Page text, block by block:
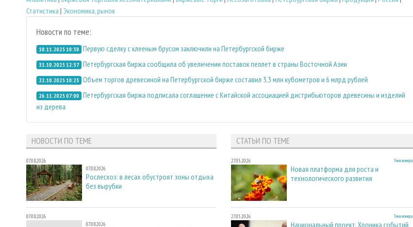
Статистика | Экономика, рынок
Новости по теме:
10.11.2025 10:30 Первую сделку с клееным брусом заключили на Петербургской бирже
31.10.2025 12:37 Петербургская биржа сообщила об увеличении поставок пеллет в страны Восточной Азии
22.10.2025 10:23 Объем торгов древесиной на Петербургской бирже составил 3,3 млн кубометров и 6 млрд рублей
26.11.2025 07:00 Петербургская биржа подписала соглашение с Китайской ассоциацией дистрибьюторов древесины и изделий
из дерева
НОВОСТИ ПО ТЕМЕ
07.08.2026
07.08.2026
Рослесхоз: в лесах обустроят зоны отдыха
без вырубки
07.08.2026
07.08.2026
СТАТЬИ ПО ТЕМЕ
27.05.2026 Тема номера
Новая платформа для роста и
технологического развития
27.05.2026 Тема номера
Национальный проект. Хроника событий